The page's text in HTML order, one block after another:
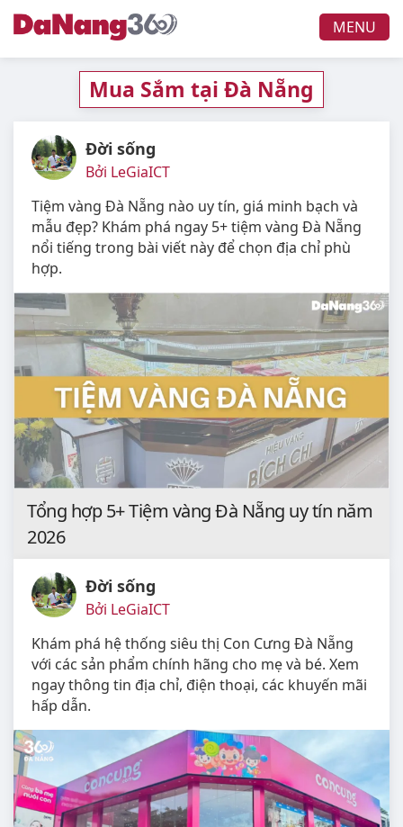
MENU
Mua Sắm tại Đà Nẵng
Đời sống
Bởi LeGiaICT
Tiệm vàng Đà Nẵng nào uy tín, giá minh bạch và
mẫu đẹp? Khám phá ngay 5+ tiệm vàng Đà Nẵng
nổi tiếng trong bài viết này để chọn địa chỉ phù
hợp.
Tổng hợp 5+ Tiệm vàng Đà Nẵng uy tín năm
2026
Đời sống
Bởi LeGiaICT
Khám phá hệ thống siêu thị Con Cưng Đà Nẵng
với các sản phẩm chính hãng cho mẹ và bé. Xem
ngay thông tin địa chỉ, điện thoại, các khuyến mãi
hấp dẫn.